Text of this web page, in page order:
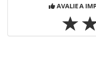
AVALIE A